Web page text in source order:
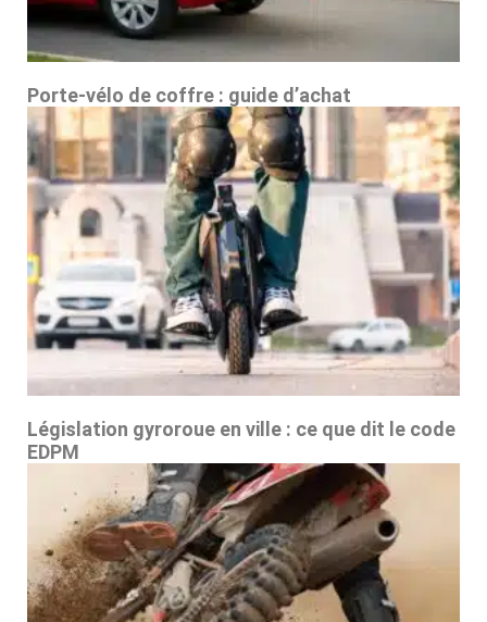
Porte-vélo de coffre : guide d’achat
Législation gyroroue en ville : ce que dit le code
EDPM